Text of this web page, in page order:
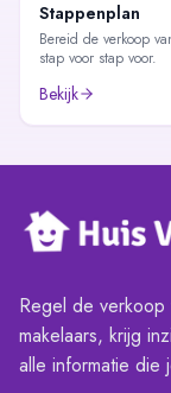
Stappenplan
Bereid de verkoop
stap voor stap voor.
Bekijk
Regel de
makelaars, krijg
alle informatie die